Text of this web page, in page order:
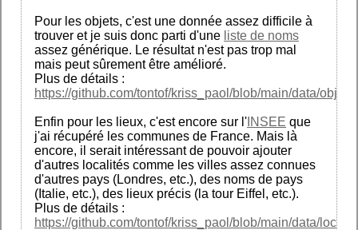
Pour les objets, c'est une donnée assez difficile à
trouver et je suis donc parti d'une liste de noms
assez générique. Le résultat n'est pas trop mal
mais peut sûrement être amélioré.
Plus de détails :
https://github.com/tontof/kriss_paol/blob/main/data/
Enfin pour les lieux, c'est encore sur l' INSEE que
j'ai récupéré les communes de France. Mais là
encore, il serait intéressant de pouvoir ajouter
d'autres localités comme les villes assez connues
d'autres pays (Londres, etc.), des noms de pays
(Italie, etc.), des lieux précis (la tour Eiffel, etc.).
Plus de détails :
https://github.com/tontof/kriss_paol/blob/main/data/